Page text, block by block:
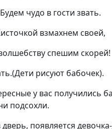
Будем чудо в гости звать.
взмахнем своей,
спешим скорей!
рисуют бабочек).
у вас получились
подсохли.
появляется